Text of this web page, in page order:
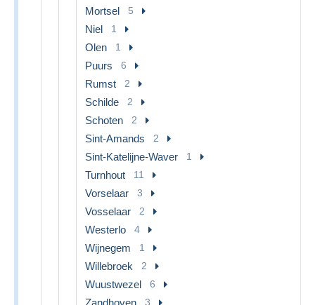
Mortsel 5
Niel 1
Olen 1
Puurs 6
Rumst 2
Schilde 2
Schoten 2
Sint-Amands 2
Sint-Katelijne-Waver 1
Turnhout 11
Vorselaar 3
Vosselaar 2
Westerlo 4
Wijnegem 1
Willebroek 2
Wuustwezel 6
Zandhoven 3